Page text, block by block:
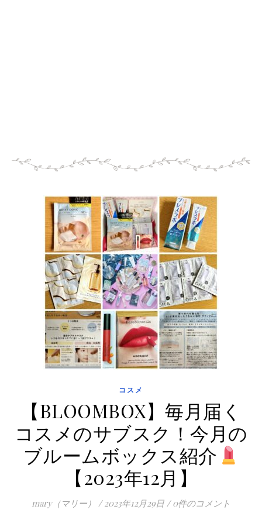
コスメ
【BLOOMBOX】毎月届く
コスメのサブスク！今月の
ブルームボックス紹介
【2023年12月】
mary（マリー） / 2023年12月29日 / 0件のコメント